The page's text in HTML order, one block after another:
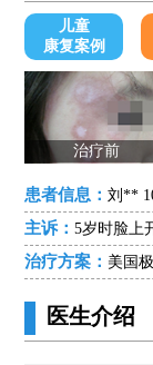
儿童
康复案例
治疗前
患者信息：刘**
主诉：5岁时脸上
治疗方案： 美国
医生介绍